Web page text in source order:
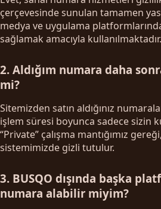
çerçevesinde sunulan tamamen
medya ve uygulama
sağlamak amacıyla kullanılmaktadır.
2. Aldığım numara daha
mi?
Sitemizden satın aldığınız
işlem süresi boyunca sadece sizin
“Private” çalışma mantığımız
sistemimizde gizli tutulur.
3. BUSQO dışında başka
numara alabilir miyim?